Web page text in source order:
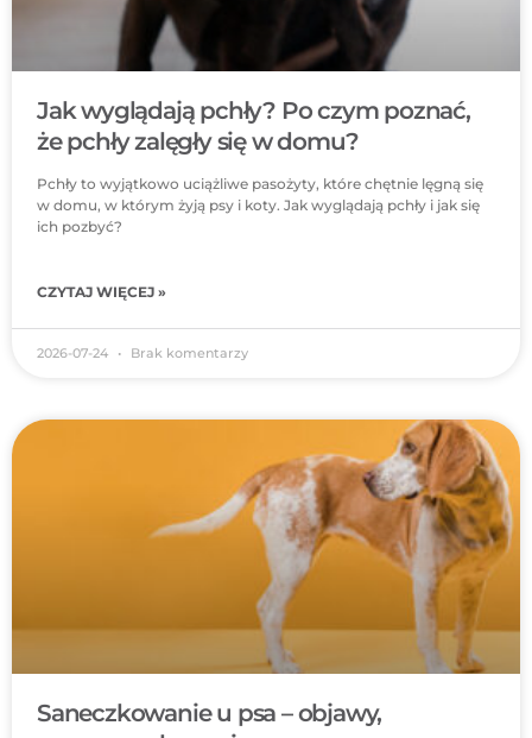
Jak wyglądają pchły? Po czym poznać,
że pchły zalęgły się w domu?
Pchły to wyjątkowo uciążliwe pasożyty, które chętnie lęgną się
w domu, w którym żyją psy i koty. Jak wyglądają pchły i jak się
ich pozbyć?
CZYTAJ WIĘCEJ »
2026-07-24 Brak komentarzy
Saneczkowanie u psa – objawy,